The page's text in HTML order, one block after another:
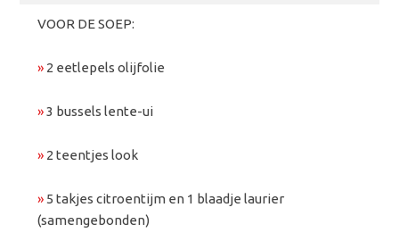
VOOR DE SOEP:
» 2 eetlepels olijfolie
»3 bussels lente-ui
» 2 teentjes look
» 5 takjes citroentijm en 1 blaadje laurier
(samengebonden)